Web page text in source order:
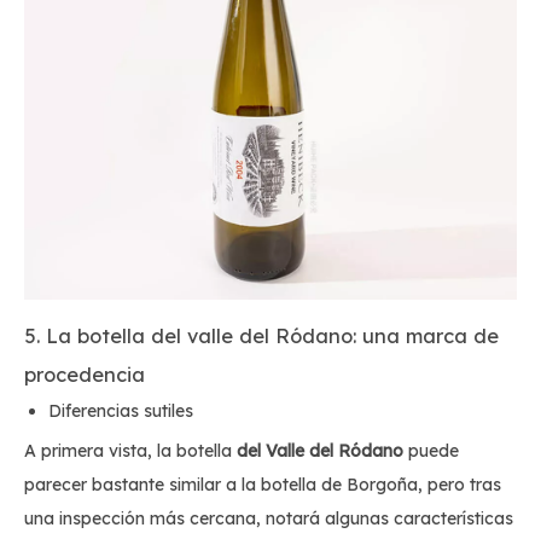
5. La botella del valle del Ródano: una marca de
procedencia
Diferencias sutiles
A primera vista, la botella del Valledel Ródano puede
parecer bastante similar a la botella de Borgoña, pero tras
una inspección más cercana, notará algunas características